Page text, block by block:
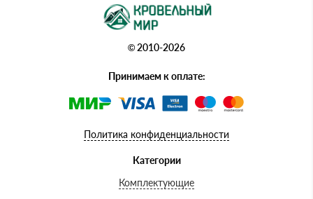
© 2010-2026
Принимаем к оплате:
Политика конфиденциальности
Категории
Комплектующие